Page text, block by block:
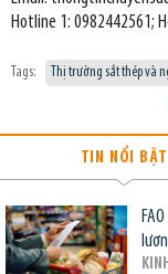
Hotline 1: 0982442561;
Tags: Thị trường sắt thép và
TIN NỔI BẬT